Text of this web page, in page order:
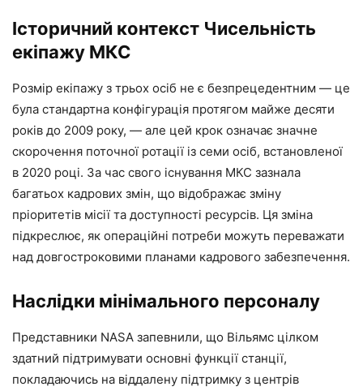
Історичний контекст Чисельність
екіпажу МКС
Розмір екіпажу з трьох осіб не є безпрецедентним — це
була стандартна конфігурація протягом майже десяти
років до 2009 року, — але цей крок означає значне
скорочення поточної ротації із семи осіб, встановленої
в 2020 році. За час свого існування МКС зазнала
багатьох кадрових змін, що відображає зміну
пріоритетів місії та доступності ресурсів. Ця зміна
підкреслює, як операційні потреби можуть переважати
над довгостроковими планами кадрового забезпечення.
Наслідки мінімального персоналу
Представники NASA запевнили, що Вільямс цілком
здатний підтримувати основні функції станції,
покладаючись на віддалену підтримку з центрів